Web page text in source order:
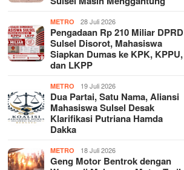
METRO 28 Juli 2026
Pengadaan Rp 210 Miliar DPRD
Sulsel Disorot, Mahasiswa
Siapkan Dumas ke KPK, KPPU,
dan LKPP
METRO 19 Juli 2026
Dua Partai, Satu Nama, Aliansi
Mahasiswa Sulsel Desak
Klarifikasi Putriana Hamda
Dakka
METRO 18 Juli 2026
Geng Motor Bentrok dengan